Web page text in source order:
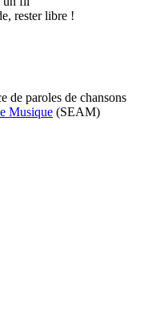
rester libre !
de paroles de chansons
Musique (SEAM)